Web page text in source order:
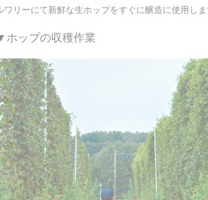
ワリーにて新鮮な生ホップをすぐに醸造に使用しま
ホップの収穫作業